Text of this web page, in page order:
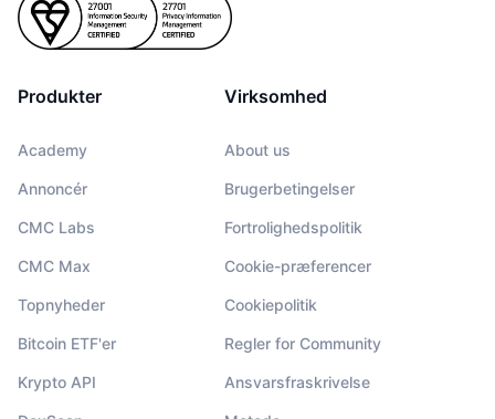
Produkter
Academy
Annoncér
CMC Labs
CMC Max
Topnyheder
Bitcoin ETF'er
Krypto API
Virksomhed
About us
Brugerbetingelser
Fortrolighedspolitik
Cookie-præferencer
Cookiepolitik
Regler for Community
Ansvarsfraskrivelse